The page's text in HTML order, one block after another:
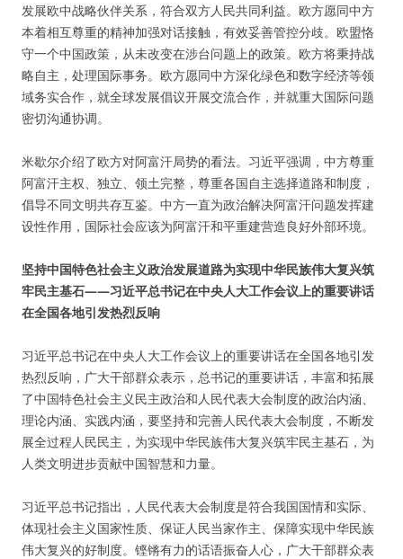
发展欧中战略伙伴关系，符合双方人民共同利益。欧方愿同中方
本着相互尊重的精神加强对话接触，有效妥善管控分歧。欧盟恪
守一个中国政策，从未改变在涉台问题上的政策。欧方将秉持战
略自主，处理国际事务。欧方愿同中方深化绿色和数字经济等领
域务实合作，就全球发展倡议开展交流合作，并就重大国际问题
密切沟通协调。
米歇尔介绍了欧方对阿富汗局势的看法。习近平强调，中方尊重
阿富汗主权、独立、领土完整，尊重各国自主选择道路和制度，
倡导不同文明共存互鉴。中方一直为政治解决阿富汗问题发挥建
设性作用，国际社会应该为阿富汗和平重建营造良好外部环境。
坚持中国特色社会主义政治发展道路为实现中华民族伟大复兴筑
牢民主基石——习近平总书记在中央人大工作会议上的重要讲话
在全国各地引发热烈反响
习近平总书记在中央人大工作会议上的重要讲话在全国各地引发
热烈反响，广大干部群众表示，总书记的重要讲话，丰富和拓展
了中国特色社会主义民主政治和人民代表大会制度的政治内涵、
理论内涵、实践内涵，要坚持和完善人民代表大会制度，不断发
展全过程人民民主，为实现中华民族伟大复兴筑牢民主基石，为
人类文明进步贡献中国智慧和力量。
习近平总书记指出，人民代表大会制度是符合我国国情和实际、
体现社会主义国家性质、保证人民当家作主、保障实现中华民族
伟大复兴的好制度。铿锵有力的话语振奋人心，广大干部群众表